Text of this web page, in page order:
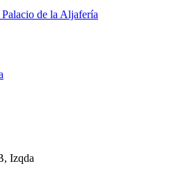
de la Aljafería
Izqda